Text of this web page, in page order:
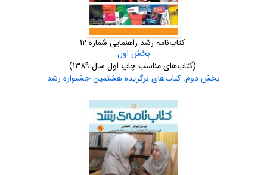
کتاب‌نامه رشد راهنمایی شماره 12
بخش اول
(کتاب‌های مناسب چاپ اول سال 1389)
بخش دوم: کتاب‌‏های برگزیده هشتمین جشنواره رشد